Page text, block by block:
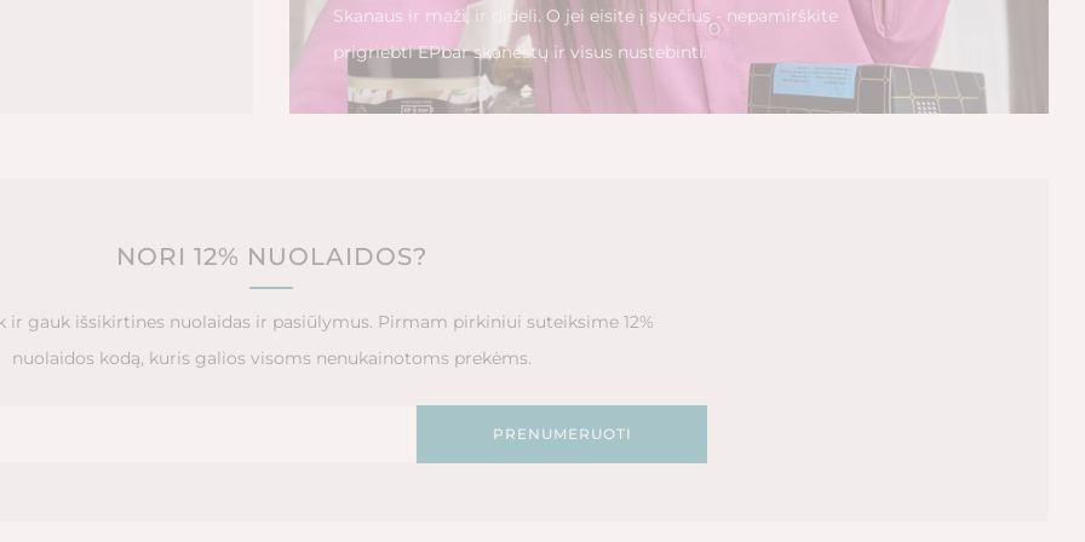
Skanaus ir maži, ir dideli. O jei eisite į svečius - nepamirškite
prigriebti EPbar skanėstų ir visus nustebinti.
NORI 12% NUOLAIDOS?
ir gauk išsikirtines nuolaidas ir pasiūlymus. Pirmam pirkiniui suteiksime 12%
nuolaidos kodą, kuris galios visoms nenukainotoms prekėms.
PRENUMERUOTI